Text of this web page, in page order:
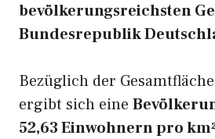
bevölkerungsreichsten
Bundesrepublik
Bezüglich der
ergibt sich eine
52,63 Einwohnern pro